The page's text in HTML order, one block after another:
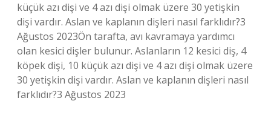
küçük azı dişi ve 4 azı dişi olmak üzere 30 yetişkin
dişi vardır. Aslan ve kaplanın dişleri nasıl farklıdır?3
Ağustos 2023Ön tarafta, avı kavramaya yardımcı
olan kesici dişler bulunur. Aslanların 12 kesici diş, 4
köpek dişi, 10 küçük azı dişi ve 4 azı dişi olmak üzere
30 yetişkin dişi vardır. Aslan ve kaplanın dişleri nasıl
farklıdır?3 Ağustos 2023